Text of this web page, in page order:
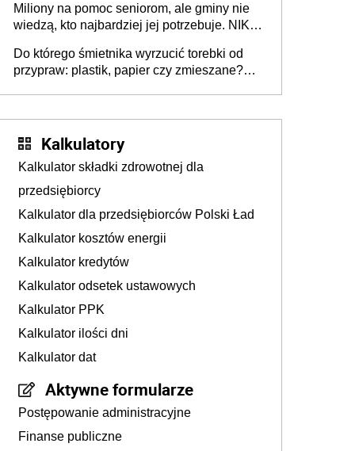
Europie nie ma tak dużych jednostek
stołecznych
Miliony na pomoc seniorom, ale gminy nie
wiedzą, kto najbardziej jej potrzebuje. NIK
Do którego śmietnika wyrzucić torebki od
przypraw: plastik, papier czy zmieszane?
Kalkulatory
Kalkulator składki zdrowotnej dla
przedsiębiorcy
Kalkulator dla przedsiębiorców Polski Ład
Kalkulator kosztów energii
Kalkulator kredytów
Kalkulator odsetek ustawowych
Kalkulator PPK
Kalkulator ilości dni
Kalkulator dat
Aktywne formularze
Postępowanie administracyjne
Finanse publiczne